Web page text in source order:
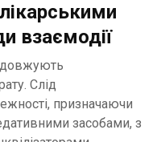
взаємодії
Слід
призначаючи
засобами, з